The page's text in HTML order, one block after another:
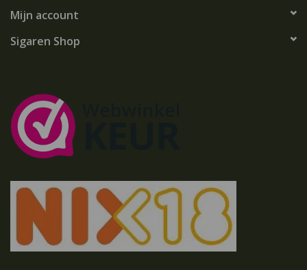
Mijn account
Sigaren Shop